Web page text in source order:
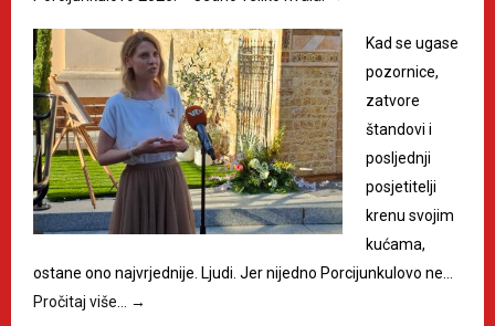
Kad se ugase
pozornice,
zatvore
štandovi i
posljednji
posjetitelji
krenu svojim
kućama,
ostane ono najvrjednije. Ljudi. Jer nijedno Porcijunkulovo ne…
Pročitaj više…
→